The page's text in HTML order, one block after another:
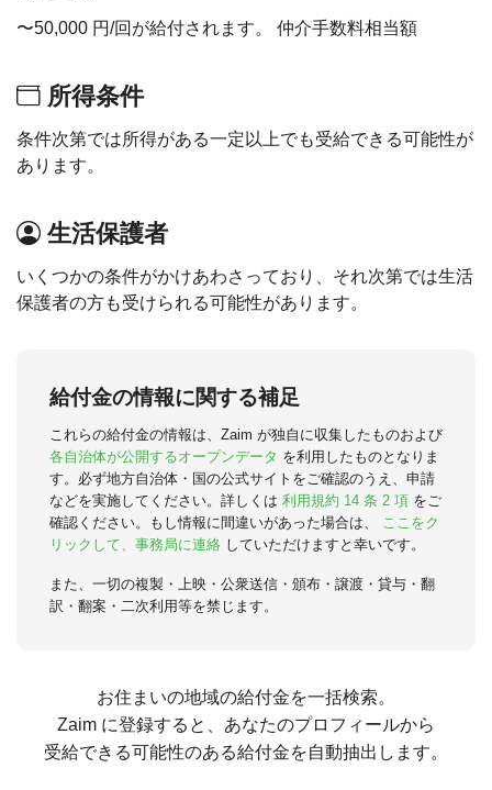
〜50,000 円/回が給付されます。 仲介手数料相当額
所得条件
条件次第では所得がある一定以上でも受給できる可能性が
あります。
生活保護者
いくつかの条件がかけあわさっており、それ次第では生活
保護者の方も受けられる可能性があります。
給付金の情報に関する補足
これらの給付金の情報は、Zaim が独自に収集したものおよび
各自治体が公開するオープンデータ を利用したものとなりま
す。必ず地方自治体・国の公式サイトをご確認のうえ、申請
などを実施してください。詳しくは 利用規約 14 条 2 項 をご
確認ください。もし情報に間違いがあった場合は、
ここをク
リックして、事務局に連絡 していただけますと幸いです。
また、一切の複製・上映・公衆送信・頒布・譲渡・貸与・翻
訳・翻案・二次利用等を禁じます。
お住まいの地域の給付金を一括検索。
Zaim に登録すると、あなたのプロフィールから
受給できる可能性のある給付金を自動抽出します。